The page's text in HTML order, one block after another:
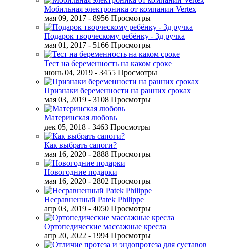
Мобильная электроника от компании Vertex
мая 09, 2017 - 8956 Просмотры
Подарок творческому ребёнку - 3д ручка
мая 01, 2017 - 5166 Просмотры
Тест на беременность на каком сроке
июнь 04, 2019 - 3455 Просмотры
Признаки беременности на ранних сроках
мая 03, 2019 - 3108 Просмотры
Материнская любовь
дек 05, 2018 - 3463 Просмотры
Как выбрать сапоги?
мая 16, 2020 - 2888 Просмотры
Новогодние подарки
мая 16, 2020 - 2802 Просмотры
Несравненный Patek Philippe
апр 03, 2019 - 4050 Просмотры
Ортопедические массажные кресла
апр 20, 2022 - 1994 Просмотры